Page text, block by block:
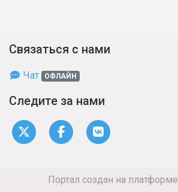
Связаться с нами
Чат ОФЛАЙН
Следите за нами
Портал создан на платформе